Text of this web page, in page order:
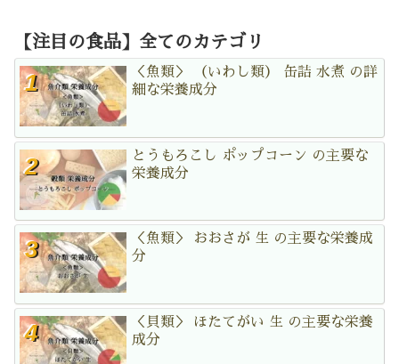
【注目の食品】全てのカテゴリ
＜魚類＞ （いわし類） 缶詰 水煮 の詳
細な栄養成分
とうもろこし ポップコーン の主要な
栄養成分
＜魚類＞ おおさが 生 の主要な栄養成
分
＜貝類＞ ほたてがい 生 の主要な栄養
成分